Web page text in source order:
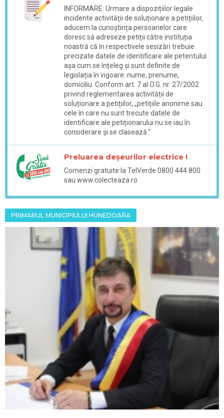
INFORMARE: Urmare a dispozițiilor legale
incidente activității de soluționare a petițiilor,
aducem la cunoștința persoanelor care
doresc să adreseze petiții către instituția
noastră că în respectivele sesizări trebuie
precizate datele de identificare ale petentului
așa cum se înțeleg și sunt definite de
legislația în vigoare: nume, prenume,
domiciliu. Conform art. 7 al O.G. nr. 27/2002
privind reglementarea activității de
soluționare a petițiilor, „petițiile anonime sau
cele în care nu sunt trecute datele de
identificare ale petiționarului nu se iau în
considerare și se clasează.”
Preluarea deșeurilor electrice !
Comenzi gratuite la TelVerde 0800 444 800
sau www.colecteaza.ro
PRIMARUL MUNICIPIULUI HUNEDOARA